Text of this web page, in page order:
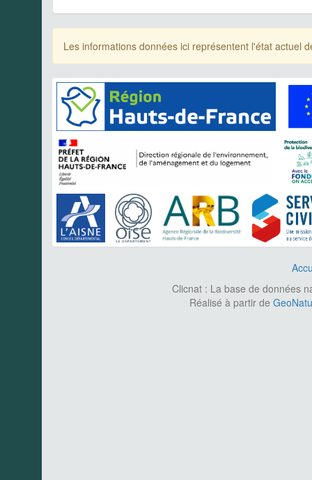
Les informations données ici représentent l'état actuel
Clicnat : La base de données
Réalisé à partir de